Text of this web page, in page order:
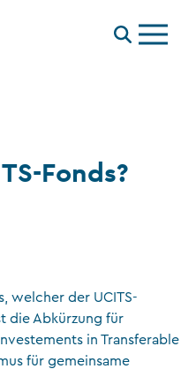
Menu
Fonds?
welcher der UCITS-
die Abkürzung für
in Transferable
für gemeinsame